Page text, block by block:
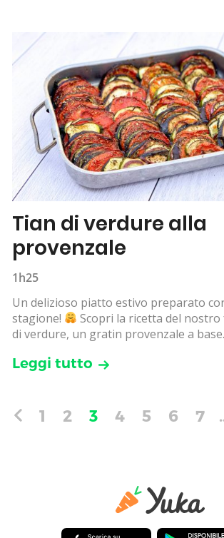
Tian di verdure alla
provenzale
1h25
Un delizioso piatto estivo preparato
stagione!
Scopri la ricetta del
di verdure, un gratin provenzale a
Leggi tutto
1 2 3 4 5 6 7